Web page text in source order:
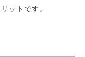
ットです。